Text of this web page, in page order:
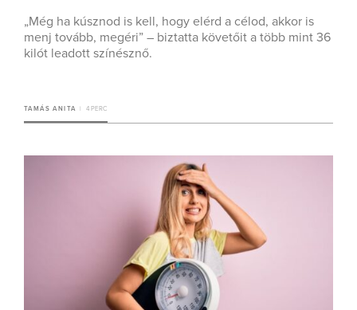
„Még ha kúsznod is kell, hogy elérd a célod, akkor is
menj tovább, megéri” – biztatta követőit a több mint 36
kilót leadott színésznő.
TAMÁS ANITA 4 PERC